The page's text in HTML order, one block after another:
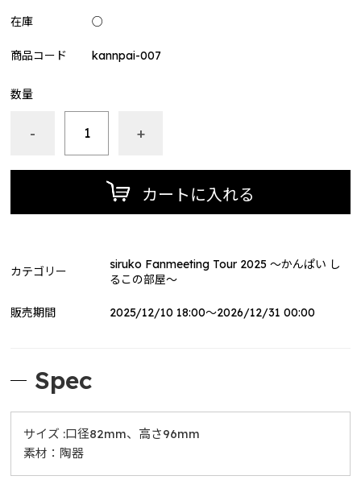
屋～
大好評につき再販グッズ 2025
屋～
siruko Fanmeeting Tour 2023 ～あつまれ しるこの部
しるはこ（BinTRoLL）
しるはこ 2024
誕生日グッズ2025
結成7周年記念グッズ
ぼんじゅうる（ドズル社）
ぼんさんぽ in 有楽町
リモしるLIVE
リモしる LIVE in Yokohama Arena OFFICIAL GOO
在庫 ○
商品コード kannpai-007
数量
- +
カートに入れる
カテゴリー
siruko Fanmeeting Tour 2025 ～かんぱい し
るこの部屋～
販売期間 2025/12/10 18:00～2026/12/31 00:00
Spec
サイズ :口径82mm、高さ96mm
素材：陶器